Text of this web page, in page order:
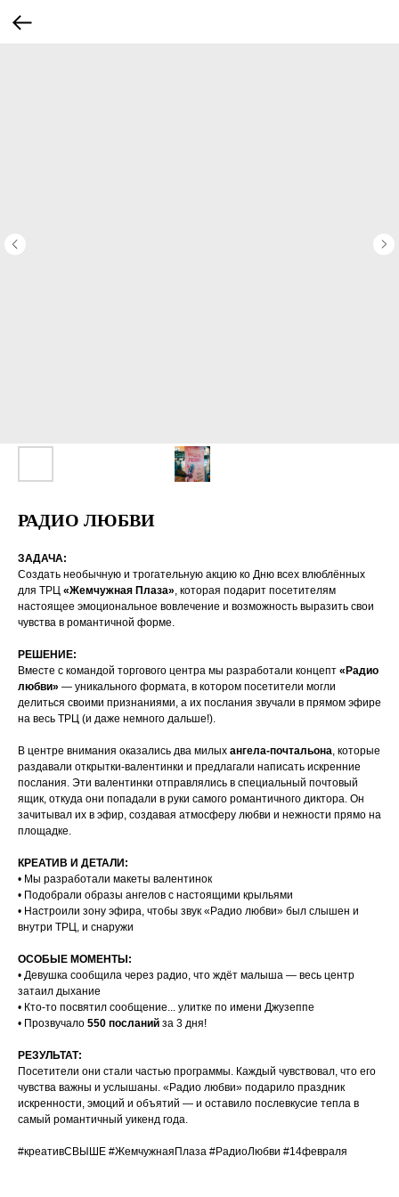
РАДИО ЛЮБВИ
ЗАДАЧА:
Создать необычную и трогательную акцию ко Дню всех влюблённых
для ТРЦ «Жемчужная Плаза», которая подарит посетителям
настоящее эмоциональное вовлечение и возможность выразить свои
чувства в романтичной форме.
РЕШЕНИЕ:
Вместе с командой торгового центра мы разработали концепт «Радио
любви» — уникального формата, в котором посетители могли
делиться своими признаниями, а их послания звучали в прямом эфире
на весь ТРЦ (и даже немного дальше!).
В центре внимания оказались два милых ангела-почтальона, которые
раздавали открытки-валентинки и предлагали написать искренние
послания. Эти валентинки отправлялись в специальный почтовый
ящик, откуда они попадали в руки самого романтичного диктора. Он
зачитывал их в эфир, создавая атмосферу любви и нежности прямо на
площадке.
КРЕАТИВ И ДЕТАЛИ:
• Мы разработали макеты валентинок
• Подобрали образы ангелов с настоящими крыльями
• Настроили зону эфира, чтобы звук «Радио любви» был слышен и
внутри ТРЦ, и снаружи
ОСОБЫЕ МОМЕНТЫ:
• Девушка сообщила через радио, что ждёт малыша — весь центр
затаил дыхание
• Кто-то посвятил сообщение... улитке по имени Джузеппе
• Прозвучало 550 посланий за 3 дня!
РЕЗУЛЬТАТ:
Посетители они стали частью программы. Каждый чувствовал, что его
чувства важны и услышаны. «Радио любви» подарило праздник
искренности, эмоций и объятий — и оставило послевкусие тепла в
самый романтичный уикенд года.
#креативСВЫШЕ #ЖемчужнаяПлаза #РадиоЛюбви #14февраля